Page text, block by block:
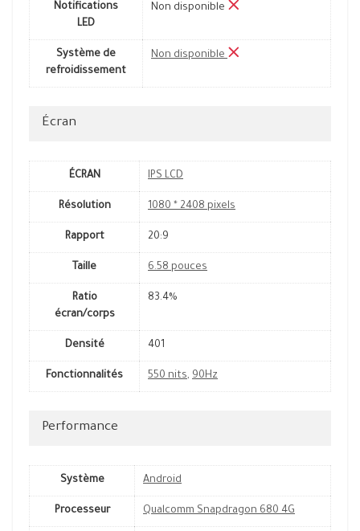
Notifications
LED
Non disponible
Système de
refroidissement
Non disponible
Écran
ÉCRAN IPS LCD
Résolution 1080 * 2408 pixels
Rapport 20:9
Taille 6.58 pouces
Ratio
écran/corps
83.4%
Densité 401
Fonctionnalités 550 nits, 90Hz
Performance
Système Android
Processeur Qualcomm Snapdragon 680 4G